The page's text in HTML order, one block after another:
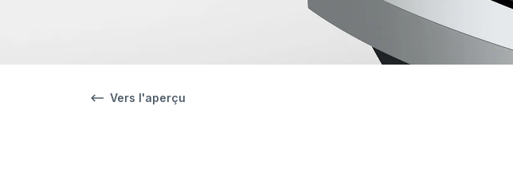
Vers l'aperçu